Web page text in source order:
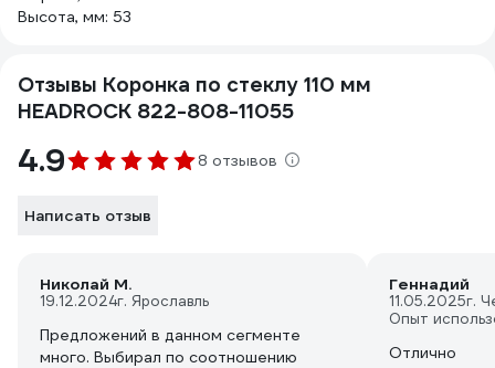
Высота, мм: 53
Отзывы Коронка по стеклу 110 мм
HEADROCK 822-808-11055
4.9 8 отзывов
Написать отзыв
Николай М.
19.12.2024г. Ярославль
Предложений в данном сегменте
много. Выбирал по соотношению
Геннадий
11.05.2025г.
Опыт
Отлично